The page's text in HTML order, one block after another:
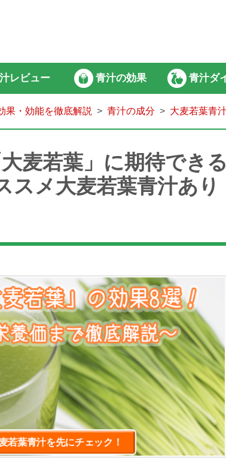
レビュー 青汁の効果 青汁ダ
果・効能を徹底解説 青汁の成分 大麦若葉青
麦若葉」に期待できる
スメ大麦若葉青汁あり
若葉青汁を先にチェック！